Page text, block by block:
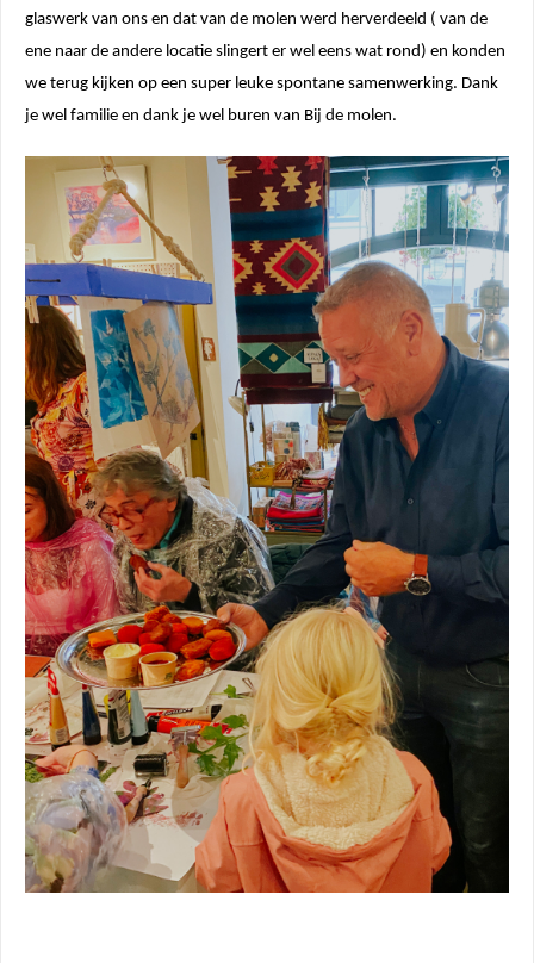
glaswerk van ons en dat van de molen werd herverdeeld ( van de
ene naar de andere locatie slingert er wel eens wat rond) en konden
we terug kijken op een super leuke spontane samenwerking. Dank
je wel familie en dank je wel buren van Bij de molen.